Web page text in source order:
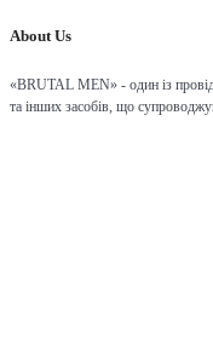
About Us
«BRUTAL MEN» - один із
та інших засобів, що